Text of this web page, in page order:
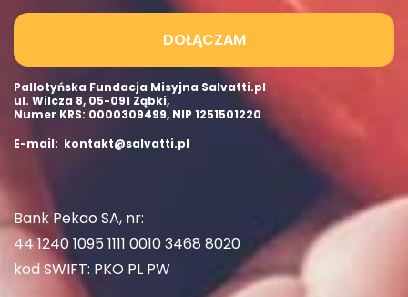
DOŁĄCZAM
Pallotyńska Fundacja Misyjna Salvatti.pl
ul. Wilcza 8, 05-091 Ząbki,
Numer KRS: 0000309499, NIP 1251501220
E-mail: kontakt@salvatti.pl
Bank Pekao SA, nr:
44 1240 1095 1111 0010 3468 8020
kod SWIFT: PKO PL PW